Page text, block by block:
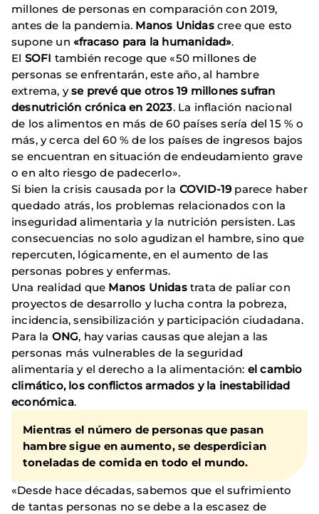
millones de personas en comparación con 2019,
antes de la pandemia. Manos Unidascree que esto
supone un «fracaso para la humanidad».
El SOFI también recoge que «50 millones de
personas se enfrentarán, este año, al hambre
extrema, yse prevé que otros 19 millones sufran
desnutrición crónica en 2023. La inflación nacional
de los alimentos en más de 60 países sería del 15 % o
más, y cerca del 60 % de los países de ingresos bajos
se encuentran en situación de endeudamiento grave
o en alto riesgo de padecerlo».
Si bien la crisis causada por la COVID-19parece haber
quedado atrás, los problemas relacionados con la
inseguridad alimentaria y la nutrición persisten. Las
consecuencias no solo agudizan el hambre, sino que
repercuten, lógicamente, en el aumento de las
personas pobres y enfermas.
Una realidad que Manos Unidastrata de paliar con
proyectos de desarrollo y lucha contra la pobreza,
incidencia, sensibilización y participación ciudadana.
Para la ONG, hay varias causas que alejan a las
personas más vulnerables de la seguridad
alimentaria y el derecho a la alimentación: el cambio
climático, los conflictos armados y la inestabilidad
económica.
Mientras el número de personas que pasan
hambre sigue en aumento, se desperdician
toneladas de comida en todo el mundo.
«Desde hace décadas, sabemos que el sufrimiento
de tantas personas no se debe a la escasez de